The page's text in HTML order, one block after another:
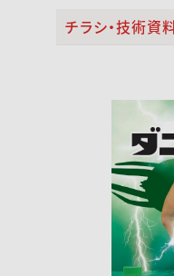
チラシ・技術資